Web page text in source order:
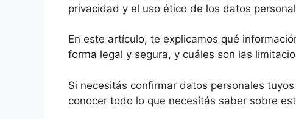
privacidad y el uso ético de los datos
En este artículo, te explicamos qué
forma legal y segura, y cuáles son las
Si necesitás confirmar datos personales
conocer todo lo que necesitás saber sobre